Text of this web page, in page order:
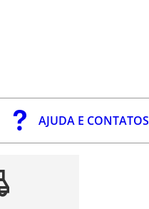
AJUDA E CONTATOS